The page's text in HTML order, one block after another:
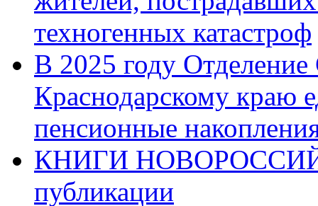
техногенных катастроф
В 2025 году
Краснодарскому краю
пенсионные
КНИГИ
публикации